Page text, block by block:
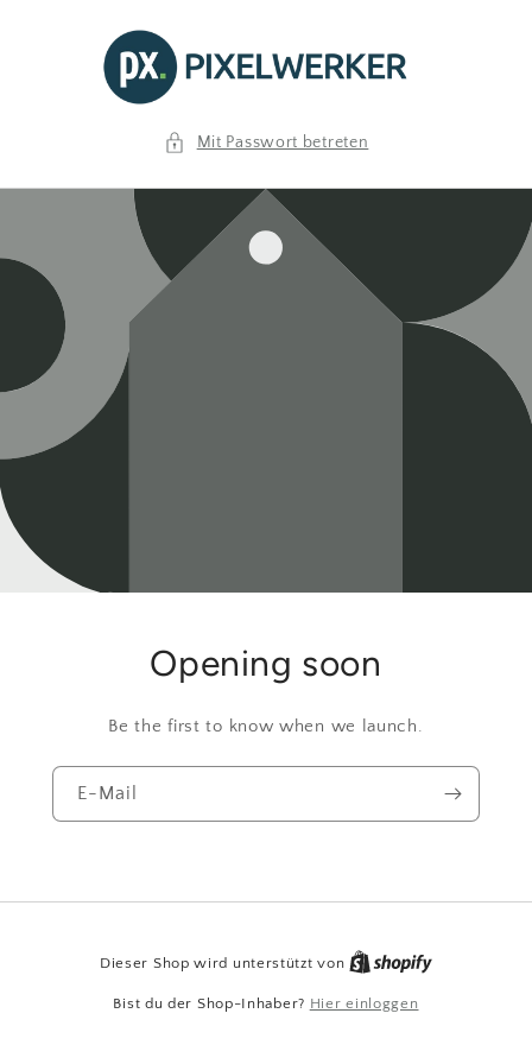
Mit Passwort betreten
Opening soon
Be the first to know when we launch.
E-Mail
Dieser Shop wird unterstützt von
Bist du der Shop-Inhaber? Hier einloggen